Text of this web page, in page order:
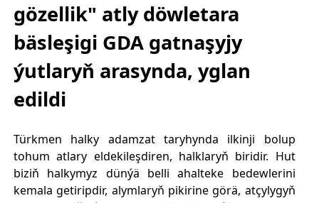
gözellik" atly döwletara
bäsleşigi GDA gatnaşyjy
ýutlaryň arasynda, yglan
edildi
Türkmen halky adamzat taryhynda ilkinji bolup
tohum atlary eldekileşdiren, halklaryň biridir. Hut
biziň halkymyz dünýä belli ahalteke bedewlerini
kemala getiripdir, alymlaryň pikirine görä, atçylygyň